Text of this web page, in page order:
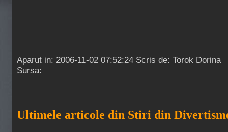
Aparut in: 2006-11-02 07:52:24 Scris de: Torok Dorina
Sursa:
Ultimele articole din Stiri din